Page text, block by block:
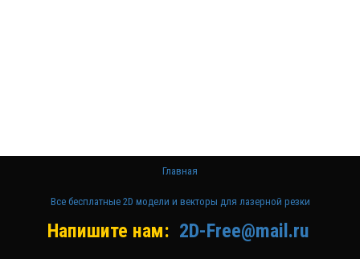
Главная
Все бесплатные 2D модели и векторы для лазерной резки
Напишите нам: 2D-Free@mail.ru